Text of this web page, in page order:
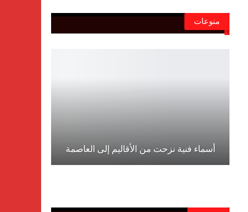
منوعات
أسماء فنية نزحت من الأقاليم إلى العاصمة